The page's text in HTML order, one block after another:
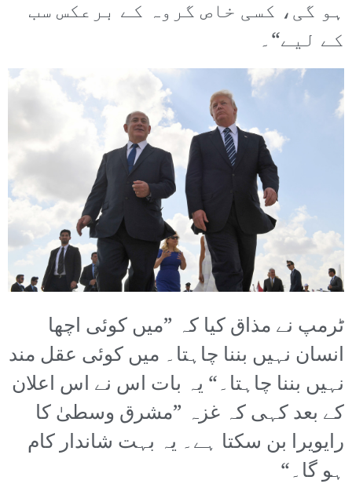
ہو گی، کسی خاص گروہ کے برعکس سب
کے لیے“۔
ٹرمپ نے مذاق کیا کہ ”میں کوئی اچھا
انسان نہیں بننا چاہتا۔ میں کوئی عقل مند
نہیں بننا چاہتا۔“ یہ بات اس نے اس اعلان
کے بعد کہی کہ غزہ ”مشرق وسطیٰ کا
رایویرا بن سکتا ہے۔ یہ بہت شاندار کام
ہو گا۔“